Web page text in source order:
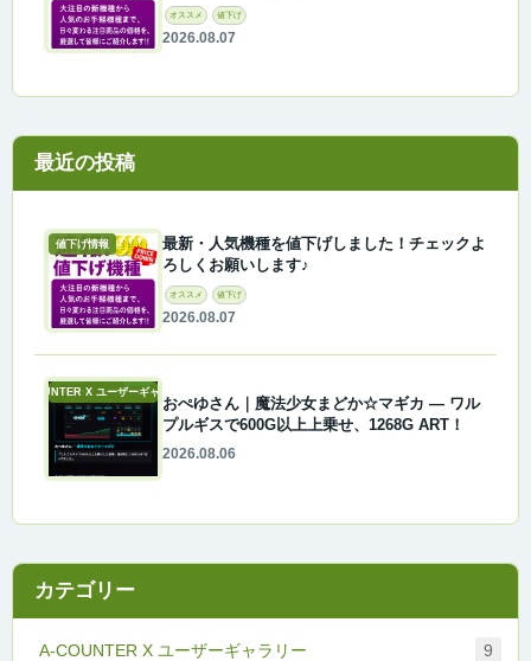
オススメ 値下げ
2026.08.07
最近の投稿
値下げ情報
最新・人気機種を値下げしました！チェックよ
ろしくお願いします♪
オススメ 値下げ
2026.08.07
A-COUNTER X ユーザーギャラリー
おぺゆさん｜魔法少女まどか☆マギカ ― ワル
プルギスで600G以上上乗せ、1268G ART！
2026.08.06
カテゴリー
A-COUNTER X ユーザーギャラリー 9